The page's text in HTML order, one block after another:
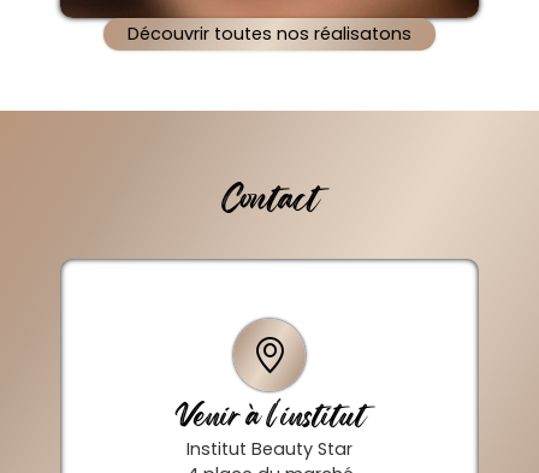
Découvrir toutes nos réalisatons
Contact
Venir à l'institut
Institut Beauty Star